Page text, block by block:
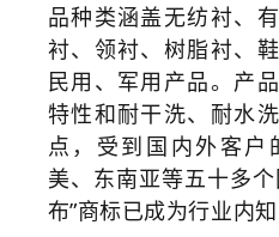
品种类涵盖无纺衬、
衬、领衬、树脂衬、
民用、军用产品。产
特性和耐干洗、耐水
点，受到国内外客
美、东南亚等五十多
布”商标已成为行业内知